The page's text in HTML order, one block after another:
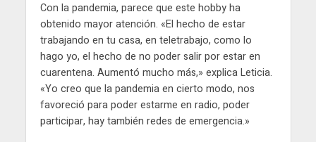
Con la pandemia, parece que este hobby ha
obtenido mayor atención. «El hecho de estar
trabajando en tu casa, en teletrabajo, como lo
hago yo, el hecho de no poder salir por estar en
cuarentena. Aumentó mucho más,» explica Leticia.
«Yo creo que la pandemia en cierto modo, nos
favoreció para poder estarme en radio, poder
participar, hay también redes de emergencia.»